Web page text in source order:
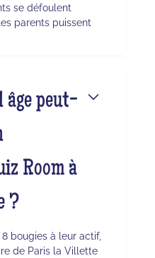
se défoulent
parents puissent
âge peut-
Room à
?
bougies à leur actif,
de Paris la Villette